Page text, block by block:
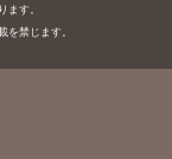
ます。
を禁じます。